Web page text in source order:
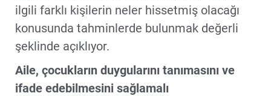
ilgili farklı kişilerin neler hissetmiş olacağı
konusunda tahminlerde bulunmak değerli
şeklinde açıklıyor.
Aile, çocukların duygularını tanımasını ve
ifade edebilmesini sağlamalı